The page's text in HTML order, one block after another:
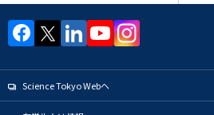
Science Tokyo Webヘ